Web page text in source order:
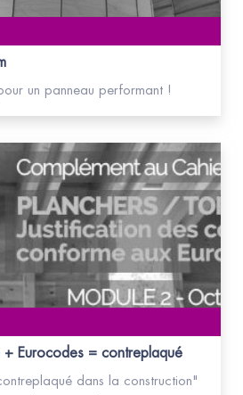
un panneau performant !
+ Eurocodes = contreplaqué
dans la construction"